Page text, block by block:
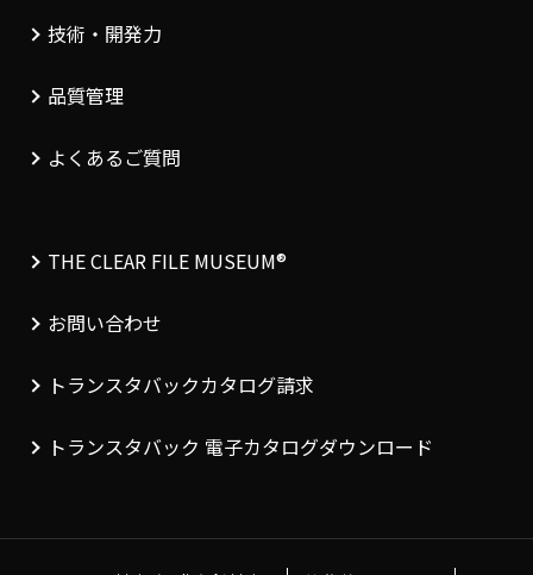
技術・開発力
品質管理
よくあるご質問
THE CLEAR FILE MUSEUM®︎
お問い合わせ
トランスタバックカタログ請求
トランスタバック 電子カタログダウンロード